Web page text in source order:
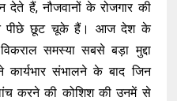
देते हैं, नौजवानों के रोजगार की
पीछे छूट चूके हैं। आज देश के
समस्या सबसे बड़ा मुद्दा
संभालने के बाद जिन
करने की कोशिश की उनमें से